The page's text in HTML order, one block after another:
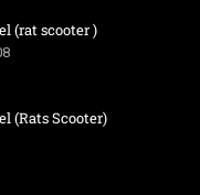
(rat scooter )
(Rats Scooter)